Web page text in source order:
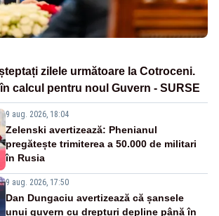
zilele următoare la Cotroceni.
calcul pentru noul Guvern - SURSE
9 aug. 2026, 18:04
Zelenski avertizează: Phenianul
pregătește trimiterea a 50.000 de militari
în Rusia
9 aug. 2026, 17:50
Dan Dungaciu avertizează că șansele
unui guvern cu drepturi depline până în